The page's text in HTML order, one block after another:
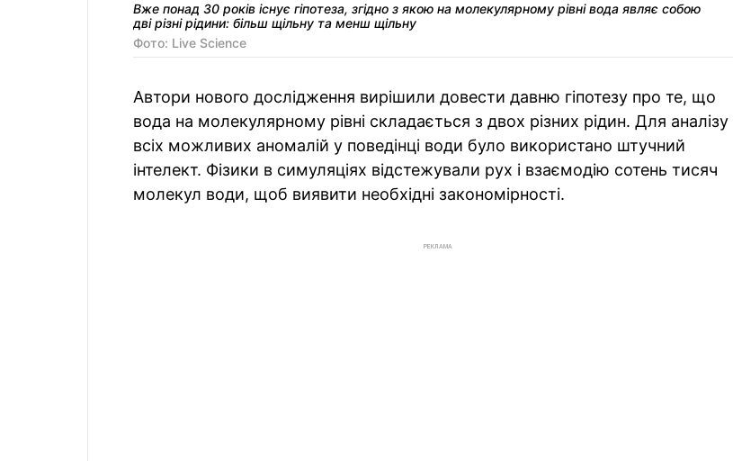
Вже понад 30 років існує гіпотеза, згідно з якою на молекулярному рівні вода являє собою
дві різні рідини: більш щільну та менш щільну
Фото: Live Science
Автори нового дослідження вирішили довести давню гіпотезу про те, що
вода на молекулярному рівні складається з двох різних рідин. Для аналізу
всіх можливих аномалій у поведінці води було використано штучний
інтелект. Фізики в симуляціях відстежували рух і взаємодію сотень тисяч
молекул води, щоб виявити необхідні закономірності.
РЕКЛАМА